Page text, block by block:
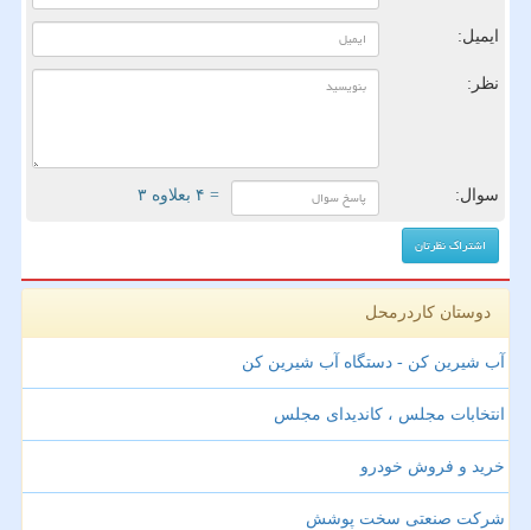
ایمیل:
نظر:
سوال: = ۴ بعلاوه ۳
دوستان کاردرمحل
آب شیرین کن - دستگاه آب شیرین کن
انتخابات مجلس ، کاندیدای مجلس
خرید و فروش خودرو
شرکت صنعتی سخت پوشش